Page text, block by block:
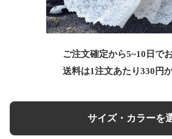
ご注文確定から5~10日で
送料は1注文あたり330 円
サイズ・カラーを